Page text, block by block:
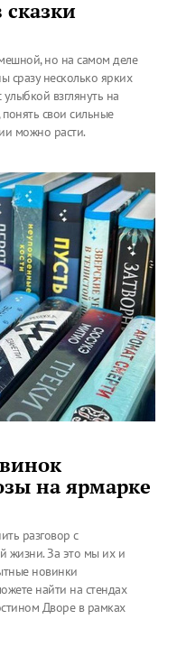
но на самом деле
сразу несколько ярких
взглянуть на
свои сильные
можно расти.
на ярмарке
разговор с
жизни. За это мы их и
новинки
найти на стендах
Дворе в рамках